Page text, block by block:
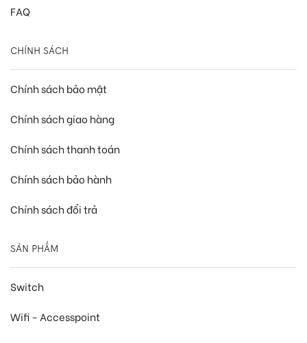
FAQ
CHÍNH SÁCH
Chính sách bảo mật
Chính sách giao hàng
Chính sách thanh toán
Chính sách bảo hành
Chính sách đổi trả
SẢN PHẨM
Switch
Wifi - Accesspoint